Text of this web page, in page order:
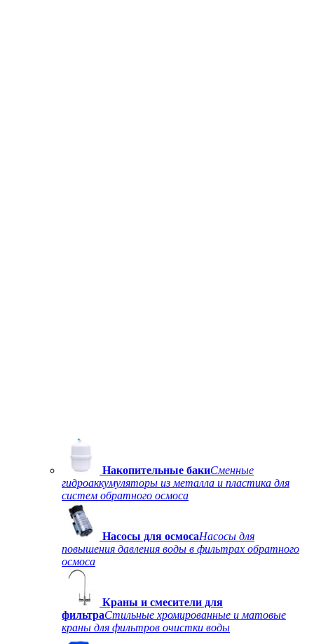
Накопительные бакиСменные
гидроаккумуляторы из металла и пластика для
систем обратного осмоса
Насосы для осмосаНасосы для
повышения давления воды в фильтрах обратного
осмоса
Краны и смесители для
фильтраСтильные хромированные и матовые
краны для фильтров очистки воды